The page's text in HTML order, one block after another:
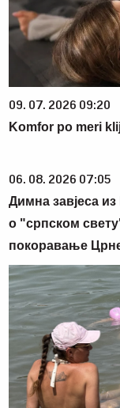
09. 07. 2026 09:20
Komfor po meri
06. 08. 2026 07:05
Димна завјеса
о "српском
покоравање